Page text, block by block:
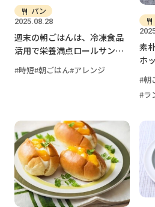
2025.08.28
パン
週末の朝ごはんは、冷凍食品
活用で栄養満点ロールサンド
バイキングを楽しもう！
時短 朝ごはん アレンジ
素
ホ
レ
朝
ラ